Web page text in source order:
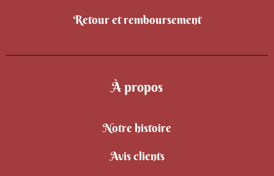
Retour et remboursement
À propos
Notre histoire
Avis clients